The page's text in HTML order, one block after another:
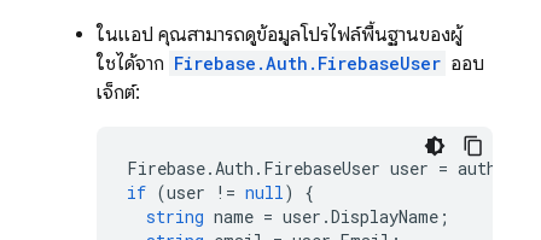
ในแอป คุณสามารถดูข้อมูลโปรไฟล์พื้นฐานของผู้
ใช้ได้จาก Firebase.Auth.FirebaseUser ออบ
เจ็กต์:
Firebase.Auth . FirebaseUser user = auth
if (user != null)
{
string name = user .DisplayName ;